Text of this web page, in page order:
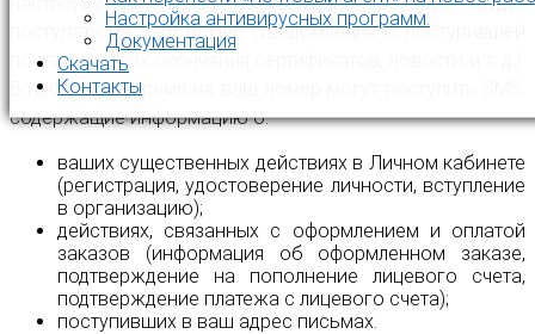
Настройка антивирусных программ.
Документация
Скачать
Контакты
поступать на ваш номер (уведомления о поступившей
почте, о сроках окончания сертификатов, новости и т. д.).
В настоящее время на ваш номер могут поступить SMS,
содержащие информацию о:
ваших существенных действиях в Личном кабинете
(регистрация, удостоверение личности, вступление
в организацию);
действиях, связанных с оформлением и оплатой
заказов (информация об оформленном заказе,
подтверждение на пополнение лицевого счета,
подтверждение платежа с лицевого счета);
поступивших в ваш адрес письмах.